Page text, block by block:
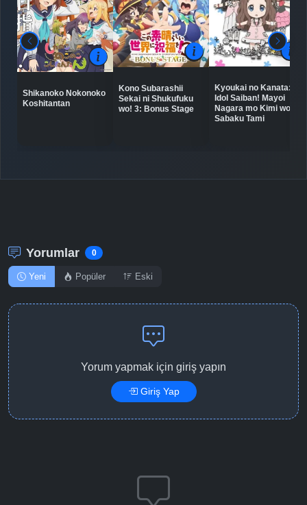
Shikanoko Nokonoko
Koshitantan
Kono Subarashii
Sekai ni Shukufuku
wo! 3: Bonus Stage
Kyoukai no Kanata:
Idol Saiban! Mayoi
Nagara mo Kimi wo
Sabaku Tami
Yorumlar 0
Yeni Popüler Eski
Yorum yapmak için giriş yapın
Giriş Yap